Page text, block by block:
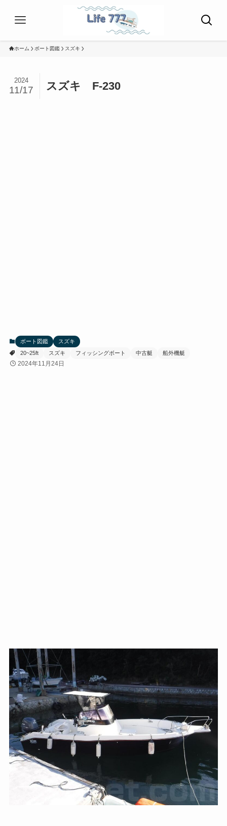
ホーム ボート図鑑 スズキ
スズキ F-230
2024
11/17
ボート図鑑
スズキ
20~25ft
スズキ フィッシングボート 中古艇 船外機艇
2024年11月24日